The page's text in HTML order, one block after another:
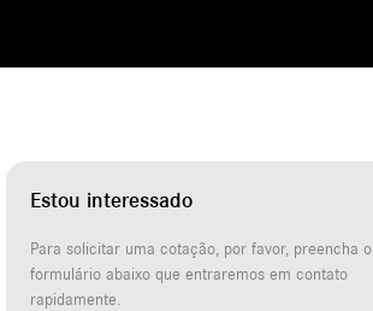
Estou interessado
Para solicitar uma cotação, por favor, preencha o
formulário abaixo que entraremos em contato
rapidamente.